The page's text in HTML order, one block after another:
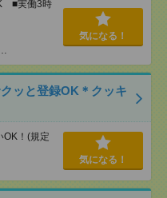
■実働3時
気になる！
ッと登録OK＊クッキ
！(規定
気になる！